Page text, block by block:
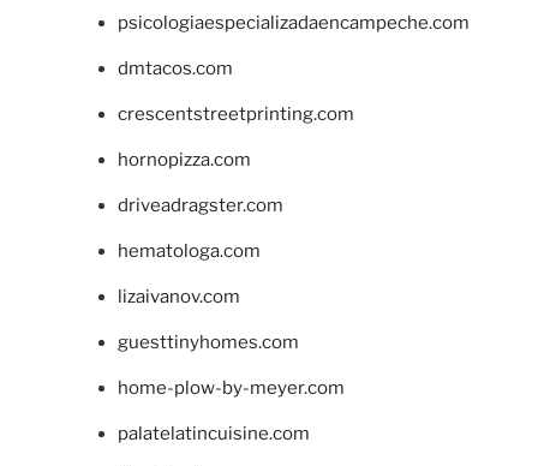
psicologiaespecializadaencampeche.com
dmtacos.com
crescentstreetprinting.com
hornopizza.com
driveadragster.com
hematologa.com
lizaivanov.com
guesttinyhomes.com
home-plow-by-meyer.com
palatelatincuisine.com